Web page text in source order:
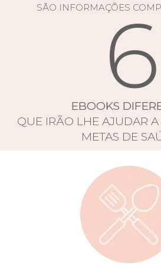
SÃO INFORMAÇÕES6
EBOOKS
QUE IRÃO LHE AJUDAR A
METAS DE